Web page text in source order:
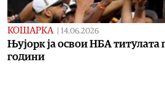
КОШАРКА 14.06.2026
Њујорк ја освои НБА титулата
години